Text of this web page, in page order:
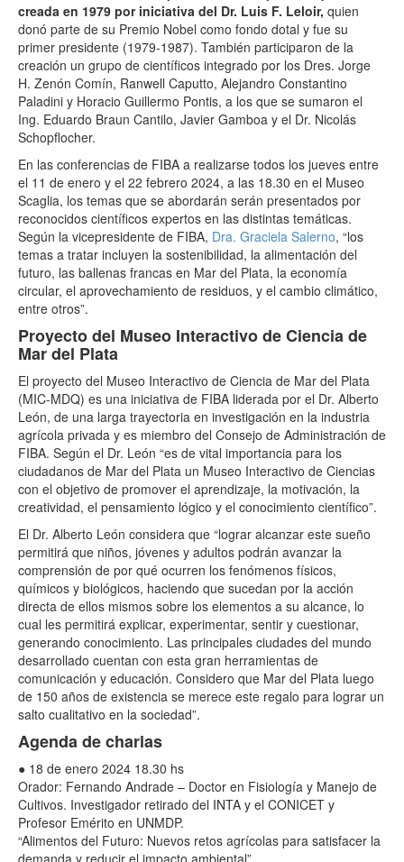
creada en 1979 por iniciativa del Dr. Luis F. Leloir, quien
donó parte de su Premio Nobel como fondo dotal y fue su
primer presidente (1979-1987). También participaron de la
creación un grupo de científicos integrado por los Dres. Jorge
H. Zenón Comín, Ranwell Caputto, Alejandro Constantino
Paladini y Horacio Guillermo Pontis, a los que se sumaron el
Ing. Eduardo Braun Cantilo, Javier Gamboa y el Dr. Nicolás
Schopflocher.
En las conferencias de FIBA a realizarse todos los jueves entre
el 11 de enero y el 22 febrero 2024, a las 18.30 en el Museo
Scaglia, los temas que se abordarán serán presentados por
reconocidos científicos expertos en las distintas temáticas.
Según la vicepresidente de FIBA, Dra. Graciela Salerno, “los
temas a tratar incluyen la sostenibilidad, la alimentación del
futuro, las ballenas francas en Mar del Plata, la economía
circular, el aprovechamiento de residuos, y el cambio climático,
entre otros”.
Proyecto del Museo Interactivo de Ciencia de
Mar del Plata
El proyecto del Museo Interactivo de Ciencia de Mar del Plata
(MIC-MDQ) es una iniciativa de FIBA liderada por el Dr. Alberto
León, de una larga trayectoria en investigación en la industria
agrícola privada y es miembro del Consejo de Administración de
FIBA. Según el Dr. León “es de vital importancia para los
ciudadanos de Mar del Plata un Museo Interactivo de Ciencias
con el objetivo de promover el aprendizaje, la motivación, la
creatividad, el pensamiento lógico y el conocimiento científico”.
El Dr. Alberto León considera que “lograr alcanzar este sueño
permitirá que niños, jóvenes y adultos podrán avanzar la
comprensión de por qué ocurren los fenómenos físicos,
químicos y biológicos, haciendo que sucedan por la acción
directa de ellos mismos sobre los elementos a su alcance, lo
cual les permitirá explicar, experimentar, sentir y cuestionar,
generando conocimiento. Las principales ciudades del mundo
desarrollado cuentan con esta gran herramientas de
comunicación y educación. Considero que Mar del Plata luego
de 150 años de existencia se merece este regalo para lograr un
salto cualitativo en la sociedad”.
Agenda de charlas
● 18 de enero 2024 18.30 hs
Orador: Fernando Andrade – Doctor en Fisiología y Manejo de
Cultivos. Investigador retirado del INTA y el CONICET y
Profesor Emérito en UNMDP.
“Alimentos del Futuro: Nuevos retos agrícolas para satisfacer la